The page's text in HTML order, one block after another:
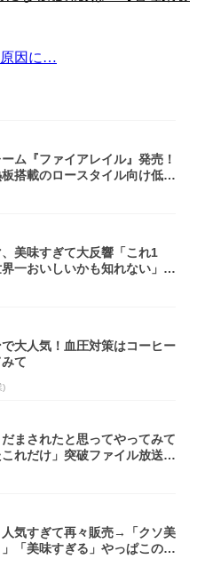
原因に…
ム『ファイアレイル』発売！
搭載のロースタイル向け低型
美味すぎて大反響「これ1
一おいしいかも知れない」
大人気！血圧対策はコーヒー
て
)
まされたと思ってやってみて
これだけ」突破ファイル放送で
気すぎて再々販売→「クソ美
「美味すぎる」やっぱこのク